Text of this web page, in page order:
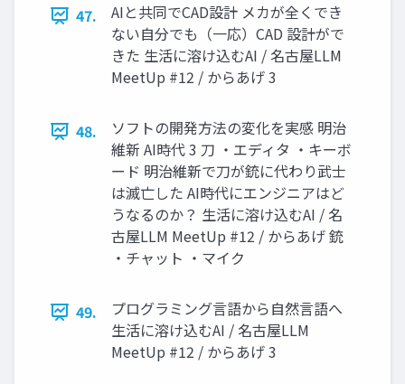
47.
AIと共同でCAD設計 メカが全くでき
ない自分でも（一応）CAD 設計がで
きた 生活に溶け込むAI / 名古屋LLM
MeetUp #12 / からあげ 3
48.
ソフトの開発方法の変化を実感 明治
維新 AI時代 3 刀 ・エディタ ・キーボ
ード 明治維新で刀が銃に代わり武士
は滅亡した AI時代にエンジニアはど
うなるのか？ 生活に溶け込むAI / 名
古屋LLM MeetUp #12 / からあげ 銃
・チャット ・マイク
49.
プログラミング言語から自然言語へ
生活に溶け込むAI / 名古屋LLM
MeetUp #12 / からあげ 3